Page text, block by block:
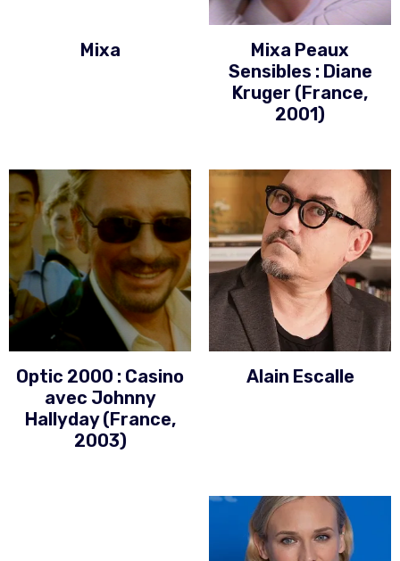
Mixa
Mixa Peaux
Sensibles : Diane
Kruger (France,
2001)
Optic 2000 : Casino
avec Johnny
Hallyday (France,
2003)
Alain Escalle